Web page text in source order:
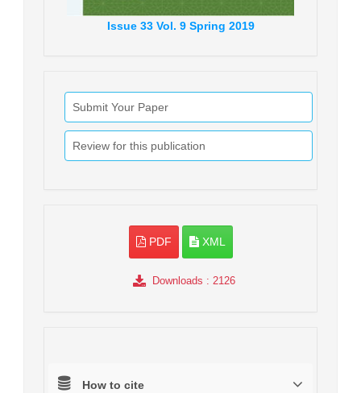
Issue33 Vol. 9 Spring 2019
Submit Your Paper
Review for this publication
PDF XML
Downloads : 2126
How to cite